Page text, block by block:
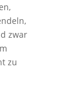
zwar
zu